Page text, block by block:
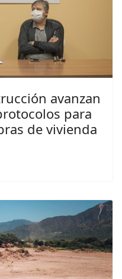
avanzan
para
de vivienda